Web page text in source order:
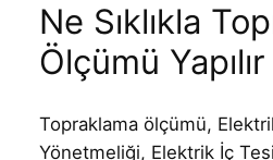
Ne Sıklıkla
Ölçümü Yapılır
Topraklama ölçümü,
Yönetmeliği, Elektrik İç